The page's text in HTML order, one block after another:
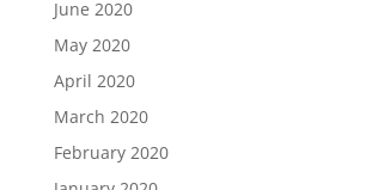
June 2020
May 2020
April 2020
March 2020
February 2020